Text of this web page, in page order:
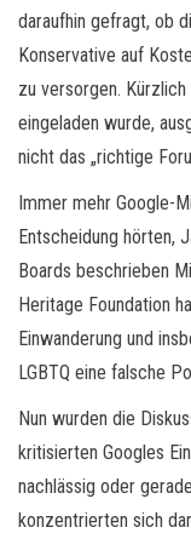
daraufhin gefragt, ob
Konservative auf
zu versorgen.
eingeladen wurde,
nicht das „richtige
Immer mehr Google-
Entscheidung hörten,
Boards beschrieben
Heritage Foundation
Einwanderung und
LGBTQ eine falsche
Nun wurden die
kritisierten Googles
nachlässig oder
konzentrierten sich